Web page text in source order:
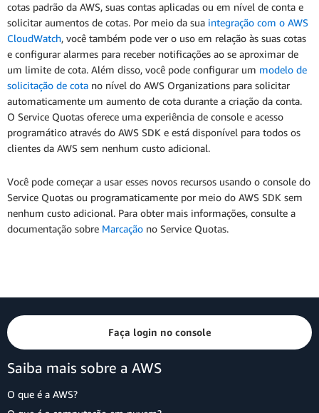
cotas padrão da AWS, suas contas aplicadas ou em nível de conta e
solicitar aumentos de cotas. Por meio da sua integração com o AWS
CloudWatch, você também pode ver o uso em relação às suas cotas
e configurar alarmes para receber notificações ao se aproximar de
um limite de cota. Além disso, você pode configurar um modelo de
solicitação de cota no nível do AWS Organizations para solicitar
automaticamente um aumento de cota durante a criação da conta.
O Service Quotas oferece uma experiência de console e acesso
programático através do AWS SDK e está disponível para todos os
clientes da AWS sem nenhum custo adicional.
Você pode começar a usar esses novos recursos usando o console do
Service Quotas ou programaticamente por meio do AWS SDK sem
nenhum custo adicional. Para obter mais informações, consulte a
documentação sobre Marcação no Service Quotas.
Faça login no console
Saiba mais sobre a AWS
O que é a AWS?